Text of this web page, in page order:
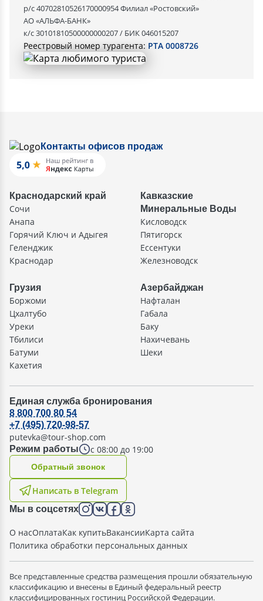
р/с 40702810526170000954 Филиал «Ростовский»
АО «АЛЬФА-БАНК»
к/с 30101810500000000207 / БИК 046015207
Реестровый номер турагента: РТА 0008726
Контакты офисов продаж
Краснодарский край
Сочи
Анапа
Горячий Ключ и Адыгея
Геленджик
Краснодар
Кавказские
Минеральные Воды
Кисловодск
Пятигорск
Ессентуки
Железноводск
Грузия
Боржоми
Цхалтубо
Уреки
Тбилиси
Батуми
Кахетия
Азербайджан
Нафталан
Габала
Баку
Нахичевань
Шеки
Единая служба бронирования
Режим работы с 08:00 до 19:00
8 800 700 80 54
+7 (495) 720-98-57
putevka@tour-shop.com
Написать в Telegram
Oбратный звонок
Мы в соцсетях
О насОплатаКак купитьВакансииКарта сайта
Политика обработки персональных данных
Все представленные средства размещения прошли обязательную
классификацию и внесены в Единый федеральный реестр
классифицированных гостиниц Российской Федерации.